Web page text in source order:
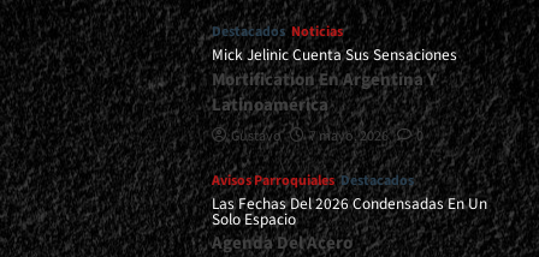
Destacados Noticias
Mick Jelinic Cuenta Sus Sensaciones
Mortification En Argentina Y
Latinoamérica
Gustavo 7 mayo, 2026 0
Avisos Parroquiales Destacados
Las Fechas Del 2026 Condensadas En Un
Solo Espacio
Agenda Del Acero